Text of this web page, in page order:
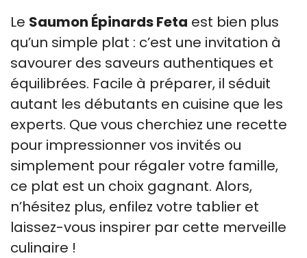
Le Saumon Épinards Feta est bien plus
qu’un simple plat : c’est une invitation à
savourer des saveurs authentiques et
équilibrées. Facile à préparer, il séduit
autant les débutants en cuisine que les
experts. Que vous cherchiez une recette
pour impressionner vos invités ou
simplement pour régaler votre famille,
ce plat est un choix gagnant. Alors,
n’hésitez plus, enfilez votre tablier et
laissez-vous inspirer par cette merveille
culinaire !